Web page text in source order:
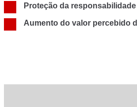
Proteção da
Aumento do valor percebido